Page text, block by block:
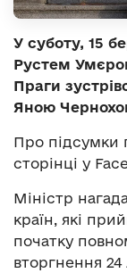
У суботу, 15
Рустем
Праги
Яною
Про підсумки
сторінці у
Міністр
країн, які
початку
вторгнення 24